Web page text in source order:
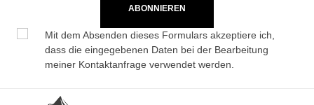
ABONNIEREN
Mit dem Absenden dieses Formulars akzeptiere ich,
dass die eingegebenen Daten bei der Bearbeitung
meiner Kontaktanfrage verwendet werden.